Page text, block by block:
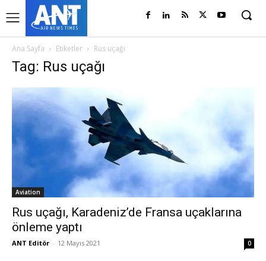
Ana Sayfa Etiketler Rus uçağı
Tag: Rus uçağı
Aviation
Rus uçağı, Karadeniz’de Fransa uçaklarına
önleme yaptı
ANT Editör - 12 Mayıs 2021 0